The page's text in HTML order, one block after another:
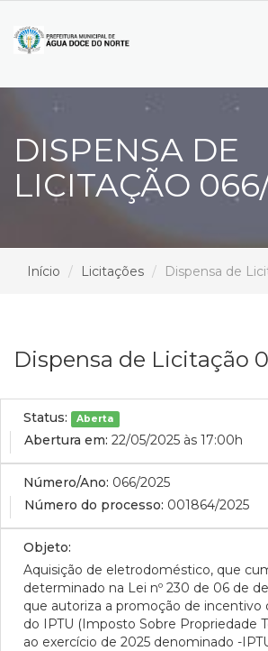
DISPENSA DE
LICITAÇÃO
Início Licitações Dispensa de
Dispensa de Licitação
Status: Aberta
Abertura em: 22/05/2025 às 17:00h
Número/Ano: 066/2025
Número do processo: 001864/2025
Objeto:
Aquisição de eletrodoméstico, que
determinado na Lei nº 230 de 06 de
que autoriza a promoção de incentivo
do IPTU (Imposto Sobre Propriedade
ao exercício de 2025 denominado -